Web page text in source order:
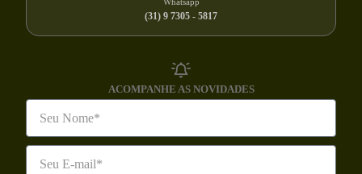
Whatsapp
(31) 9 7305 - 5817
ACOMPANHE AS NOVIDADES